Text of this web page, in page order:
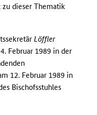
dieser Thematik
Löffler
Februar 1989 in der
12. Februar 1989 in
Bischofsstuhles